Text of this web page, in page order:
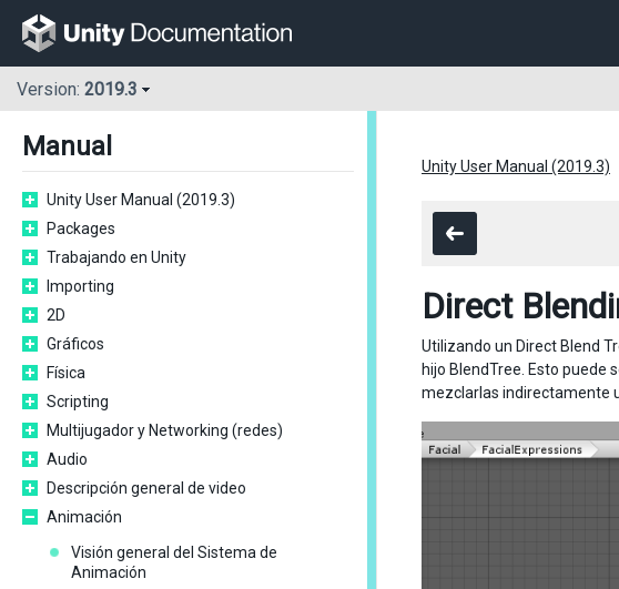
Version: 2019.3
Manual
Unity User Manual (2019.3)
Packages
Trabajando en Unity
Importing
2D
Gráficos
Física
Scripting
Multijugador y Networking (redes)
Audio
Descripción general de video
Animación
Visión general del Sistema de
Animación
Unity User Manual (2019.3)
Direct
Utilizando un Direct Blend
hijo BlendTree. Esto puede
mezclarlas indirectamente